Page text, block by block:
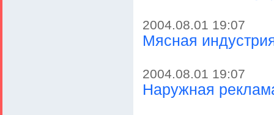
2004.08.01 19:07
Мясная
2004.08.01 19:07
Наружная